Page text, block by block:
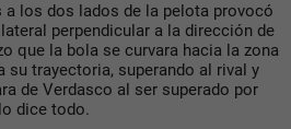
a los dos lados de la pelota provocó
perpendicular a la dirección de
que la bola se curvara hacia la zona
su trayectoria, superando al rival y
de Verdasco al ser superado por
dice todo.